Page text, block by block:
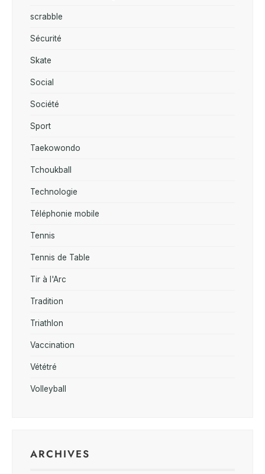
scrabble
Sécurité
Skate
Social
Société
Sport
Taekowondo
Tchoukball
Technologie
Téléphonie mobile
Tennis
Tennis de Table
Tir à l'Arc
Tradition
Triathlon
Vaccination
Vététré
Volleyball
ARCHIVES